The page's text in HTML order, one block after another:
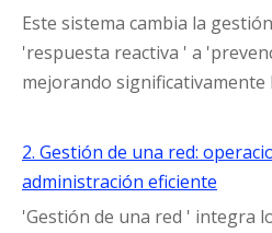
Este sistema cambia la
'respuesta reactiva ' a
mejorando significativamente
2. Gestión de una red:
administración eficiente
'Gestión de una red ' integra